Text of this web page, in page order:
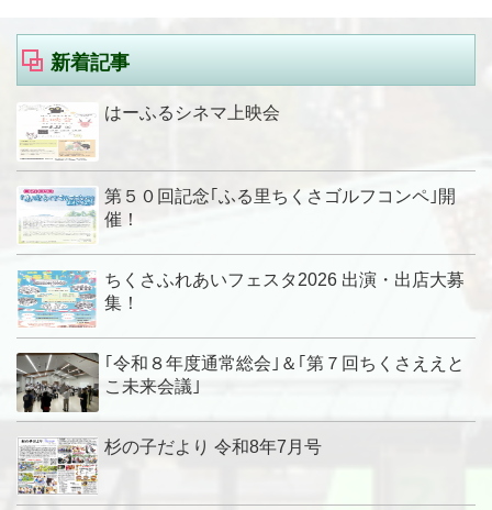
新着記事
はーふるシネマ上映会
第５０回記念｢ふる里ちくさゴルフコンペ｣開
催！
ちくさふれあいフェスタ2026 出演・出店大募
集！
｢令和８年度通常総会｣＆｢第７回ちくさええと
こ未来会議｣
杉の子だより 令和8年7月号